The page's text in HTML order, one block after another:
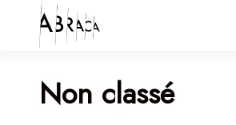
HOME
ACTIONS
Non classé